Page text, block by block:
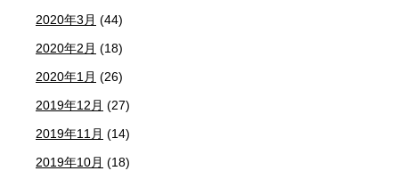
2020年3月 (44)
2020年2月 (18)
2020年1月 (26)
2019年12月 (27)
2019年11月 (14)
2019年10月 (18)